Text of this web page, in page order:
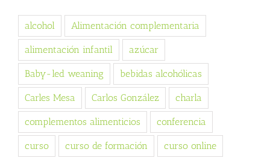
alcohol Alimentación complementaria
alimentación infantil azúcar
Baby-led weaning bebidas alcohólicas
Carles Mesa Carlos González charla
complementos alimenticios conferencia
curso curso de formación curso online